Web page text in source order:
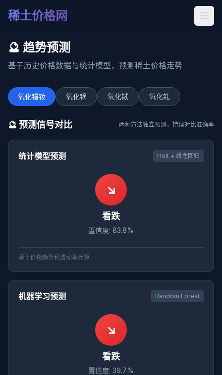
稀土价格网
🔮 趋势预测
基于历史价格数据与统计模型，预测稀土价格走势
氧化镨钕 氧化镝 氧化铽 氧化钆
🔮 预测信号对比 两种方法独立预测，持续对比准确率
统计模型预测 Holt + 线性回归
↘
看跌
置信度: 83.8%
基于价格趋势和波动率计算
机器学习预测 Random Forest
↘
看跌
置信度: 39.7%